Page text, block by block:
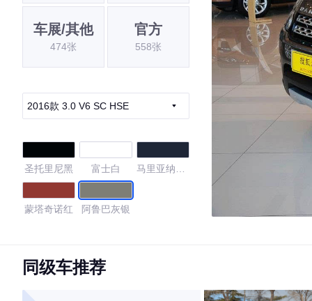
车展/其他
474张
官方
558张
2016款 3.0 V6 SC HSE
圣托里尼黑 富士白
马里亚纳蓝
蒙塔奇诺红 阿鲁巴灰银
4.52
同级车推荐